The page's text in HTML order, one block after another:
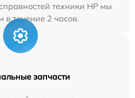
техники HP мы
в течение 2 часов.
запчасти